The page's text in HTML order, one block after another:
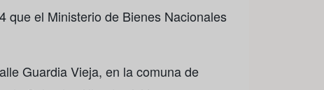
que el Ministerio de Bienes Nacionales
Guardia Vieja, en la comuna de